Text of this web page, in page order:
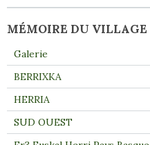
MÉMOIRE DU VILLAGE
Galerie
BERRIXKA
HERRIA
SUD OUEST